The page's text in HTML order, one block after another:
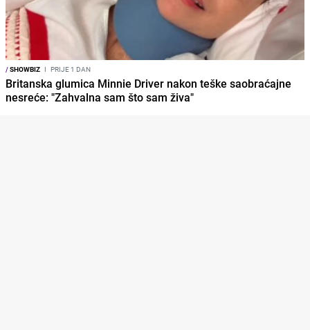
/SHOWBIZ I PRIJE 1 DAN
Britanska glumica Minnie Driver nakon teške saobraćajne
nesreće: "Zahvalna sam što sam živa"